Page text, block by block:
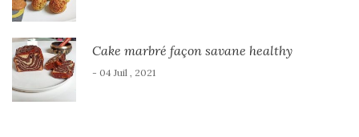
Cake marbré façon savane healthy
- 04 Juil , 2021